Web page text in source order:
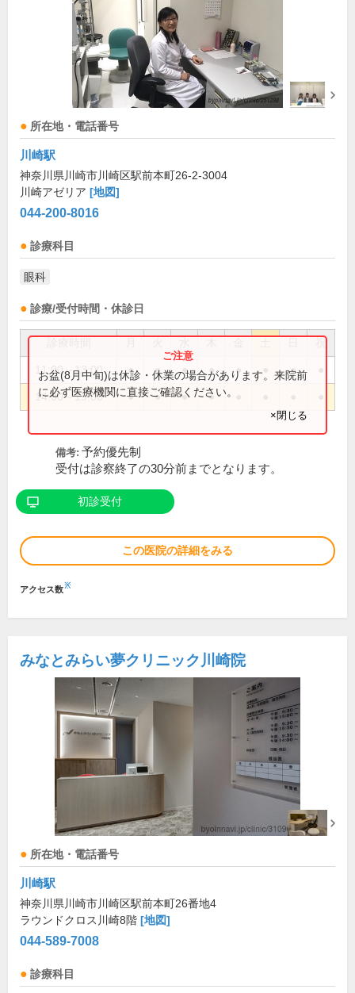
所在地・電話番号
川崎駅
神奈川県川崎市川崎区駅前本町26-2-3004
川崎アゼリア [地図]
044-200-8016
診療科目
眼科
診療/受付時間・休診日
祝
11:00～13:00 ● ● ● ● ● ●
14:00～19:00 ● ● ● ●
お盆(8月中旬)は休診・休業の場合があります。来院前
に必ず医療機関に直接ご確認ください。
×閉じる
備考: 予約優先制
受付は診察終了の30分前までとなります。
初診受付
この医院の詳細をみる
アクセス数※
みなとみらい夢クリニック川崎院
所在地・電話番号
川崎駅
神奈川県川崎市川崎区駅前本町26番地4
ラウンドクロス川崎8階 [地図]
044-589-7008
診療科目